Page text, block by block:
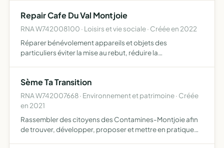
Repair Cafe Du Val Montjoie
RNA W742008100 · Loisirs et vie sociale · Créée en 2022
Réparer bénévolement appareils et objets des
particuliers éviter la mise au rebut, réduire la
convivial d'échanges
Sème Ta Transition
RNA W742007668 · Environnement et patrimoine · Créée
en 2021
Rassembler des citoyens des Contamines-Montjoie afin
de trouver, développer, proposer et mettre en pratique